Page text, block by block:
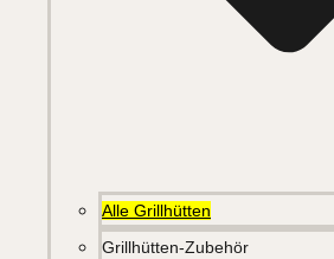
Alle Grillhütten
Grillhütten-Zubehör